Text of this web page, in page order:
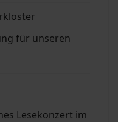
für unseren
Lesekonzert im